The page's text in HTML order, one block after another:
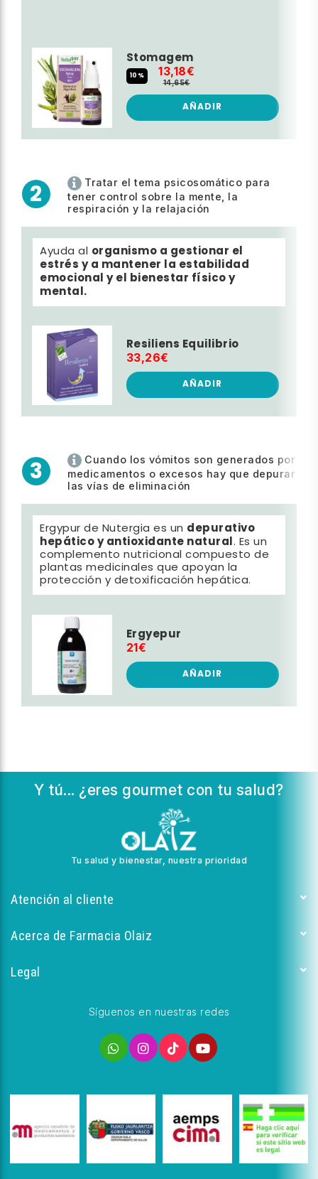
Stomagem
10% 13,18€
14,65€
AÑADIR
2
Tratar el tema psicosomático para
tener control sobre la mente, la
respiración y la relajación
Ayuda al organismo a gestionar el
estrés y a mantener la estabilidad
emocional y el bienestar físico y
mental.
Resiliens Equilibrio
33,26€
AÑADIR
3
Cuando los vómitos son generados por
medicamentos o excesos hay que depurar
las vías de eliminación
Ergypur de Nutergia es un depurativo
hepático y antioxidante natural. Es un
complemento nutricional compuesto de
plantas medicinales que apoyan la
protección y detoxificación hepática.
Ergyepur
21€
AÑADIR
Y tú... ¿eres gourmet con tu salud?
Tu salud y bienestar, nuestra prioridad
Atención al cliente
Acerca de Farmacia Olaiz
Legal
Síguenos en nuestras redes